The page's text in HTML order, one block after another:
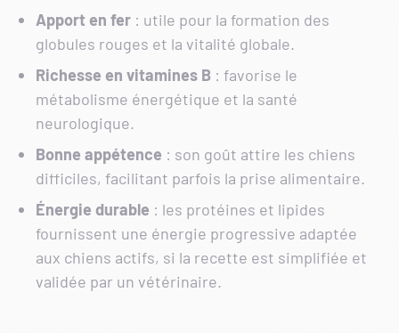
Apport en fer : utile pour la formation des
globules rouges et la vitalité globale.
Richesse en vitamines B : favorise le
métabolisme énergétique et la santé
neurologique.
Bonne appétence : son goût attire les chiens
difficiles, facilitant parfois la prise alimentaire.
Énergie durable : les protéines et lipides
fournissent une énergie progressive adaptée
aux chiens actifs, si la recette est simplifiée et
validée par un vétérinaire.